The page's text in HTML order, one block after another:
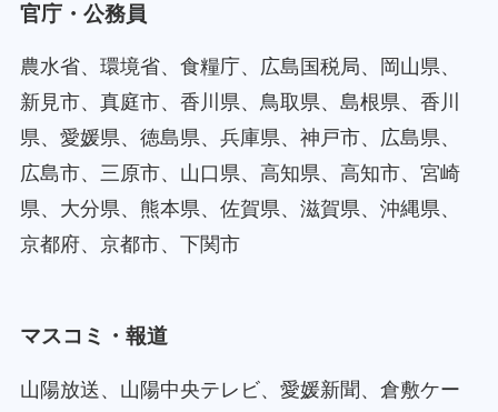
官庁・公務員
農水省、環境省、食糧庁、広島国税局、岡山県、
新見市、真庭市、香川県、鳥取県、島根県、香川
県、愛媛県、徳島県、兵庫県、神戸市、広島県、
広島市、三原市、山口県、高知県、高知市、宮崎
県、大分県、熊本県、佐賀県、滋賀県、沖縄県、
京都府、京都市、下関市
マスコミ・報道
山陽放送、山陽中央テレビ、愛媛新聞、倉敷ケー